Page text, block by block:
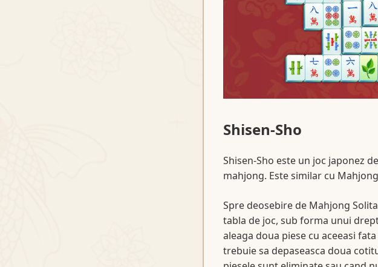
Shisen-Sho
Shisen-Sho este un joc japonez
mahjong. Este similar cu
Spre deosebire de Mahjong
tabla de joc, sub forma unui
aleaga doua piese cu aceeasi
trebuie sa depaseasca doua